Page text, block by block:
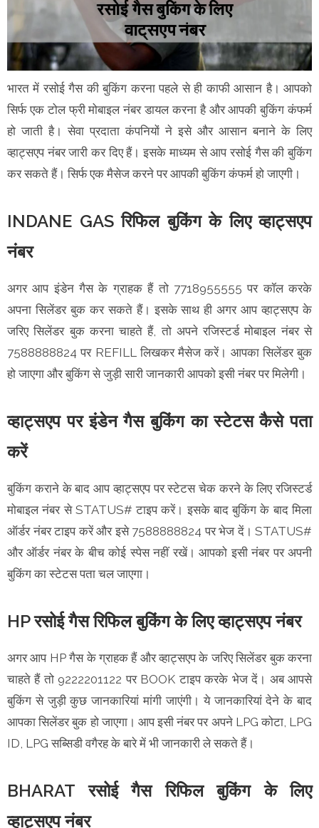
भारत में रसोई गैस की बुकिंग करना पहले से ही काफी आसान है। आपको
सिर्फ एक टोल फ्री मोबाइल नंबर डायल करना है और आपकी बुकिंग कंफर्म
हो जाती है। सेवा प्रदाता कंपनियों ने इसे और आसान बनाने के लिए
व्हाट्सएप नंबर जारी कर दिए हैं। इसके माध्यम से आप रसोई गैस की बुकिंग
कर सकते हैं। सिर्फ एक मैसेज करने पर आपकी बुकिंग कंफर्म हो जाएगी।
INDANE GAS रिफिल बुकिंग के लिए व्हाट्सएप
नंबर
अगर आप इंडेन गैस के ग्राहक हैं तो 7718955555 पर कॉल करके
अपना सिलेंडर बुक कर सकते हैं। इसके साथ ही अगर आप व्हाट्सएप के
जरिए सिलेंडर बुक करना चाहते हैं, तो अपने रजिस्टर्ड मोबाइल नंबर से
7588888824 पर REFILL लिखकर मैसेज करें। आपका सिलेंडर बुक
हो जाएगा और बुकिंग से जुड़ी सारी जानकारी आपको इसी नंबर पर मिलेगी।
व्हाट्सएप पर इंडेन गैस बुकिंग का स्टेटस कैसे पता
करें
बुकिंग कराने के बाद आप व्हाट्सएप पर स्टेटस चेक करने के लिए रजिस्टर्ड
मोबाइल नंबर से STATUS# टाइप करें। इसके बाद बुकिंग के बाद मिला
ऑर्डर नंबर टाइप करें और इसे 7588888824 पर भेज दें। STATUS#
और ऑर्डर नंबर के बीच कोई स्पेस नहीं रखें। आपको इसी नंबर पर अपनी
बुकिंग का स्टेटस पता चल जाएगा।
HP रसोई गैस रिफिल बुकिंग के लिए व्हाट्सएप नंबर
अगर आप HP गैस के ग्राहक हैं और व्हाट्सएप के जरिए सिलेंडर बुक करना
चाहते हैं तो 9222201122 पर BOOK टाइप करके भेज दें। अब आपसे
बुकिंग से जुड़ी कुछ जानकारियां मांगी जाएंगी। ये जानकारियां देने के बाद
आपका सिलेंडर बुक हो जाएगा। आप इसी नंबर पर अपने LPG कोटा, LPG
ID, LPG सब्सिडी वगैरह के बारे में भी जानकारी ले सकते हैं।
BHARAT रसोई गैस रिफिल बुकिंग के लिए
व्हाट्सएप नंबर